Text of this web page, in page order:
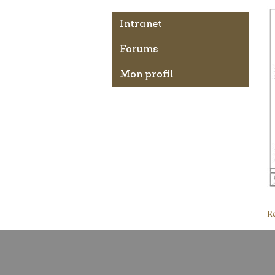
Intranet
Forums
Mon profil